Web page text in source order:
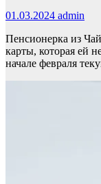
01.03.2024 admin
Пенсионерка из
карты, которая ей
начале февраля